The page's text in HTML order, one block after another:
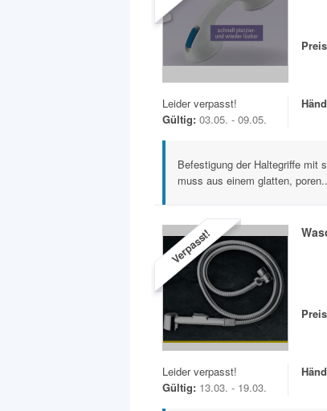
Leider verpasst!
Gültig: 03.05. - 09.05.
Befestigung der Haltegriffe mit
muss aus einem glatten,
Verpasst!
Leider verpasst!
Gültig: 13.03. - 19.03.